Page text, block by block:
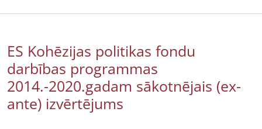
ES Kohēzijas politikas fondu
darbības programmas
2014.-2020.gadam sākotnējais (ex-
ante) izvērtējums